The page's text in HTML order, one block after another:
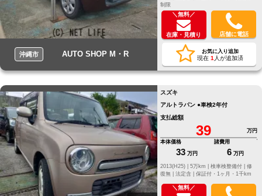
沖縄市 AUTO SHOP M・R
制限
＼無料／
在庫・見積り 店舗に電話
お気に入り追加
現在 1 人が追加済
スズキ
アルトラパン ●車検2年付
支払総額
39
万円
本体価格
33 万円
諸費用
6 万円
修
復無 | 法定含 | 保証付・1ヶ月・1千km
＼無料／